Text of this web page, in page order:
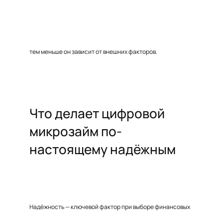
тем меньше он зависит от внешних факторов.
Что делает цифровой
микрозайм по-
настоящему надёжным
Надёжность — ключевой фактор при выборе финансовых